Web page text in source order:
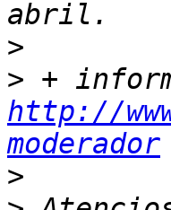
>
>
http://
moderador
>